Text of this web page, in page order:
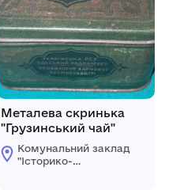
Металева скринька
"Грузинський чай"
Комунальний заклад
"Історико-